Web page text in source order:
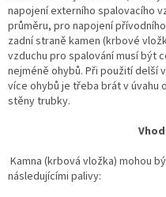
napojení externího spalovacího
průměru, pro napojení
zadní straně kamen (krbové
vzduchu pro spalování musí být
nejméně ohybů. Při použití delší
více ohybů je třeba brát v úvahu
stěny trubky.
Kamna (krbová vložka) mohou
následujícími palivy: